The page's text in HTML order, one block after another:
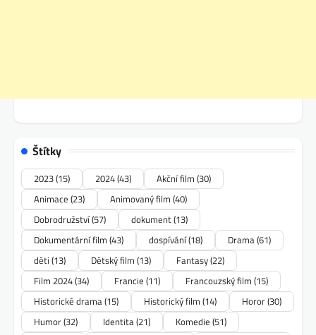
Štítky
2023(15) 2024(43) Akční film (30)
Animace (23) Animovaný film (40)
Dobrodružství(57) dokument(13)
Dokumentární film (43) dospívání(18) Drama(61)
děti (13) Dětský film (13) Fantasy(22)
Film 2024(34) Francie (11) Francouzský film (15)
Historické drama(15) Historický film (14) Horor(30)
Humor(32) Identita(21) Komedie (51)